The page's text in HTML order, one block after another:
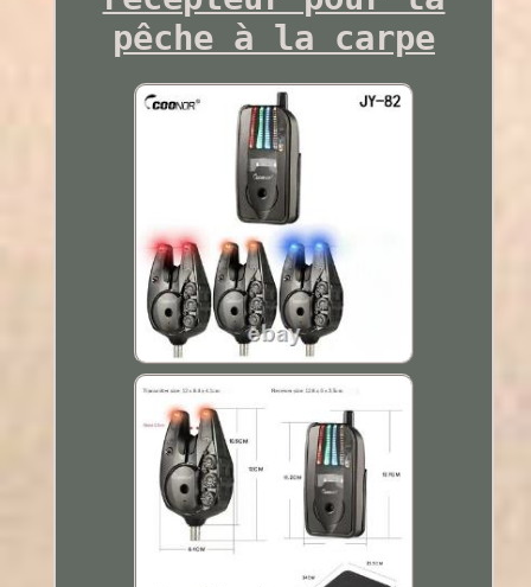
pêche à la carpe